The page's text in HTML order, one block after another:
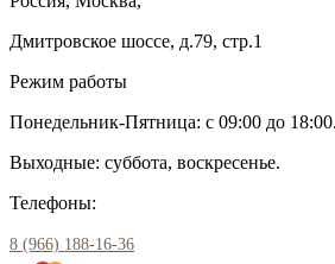
Дмитровское шоссе, д.79, стр.1
Режим работы
Понедельник-Пятница: с 09:00 до 18:00.
Выходные: суббота, воскресенье.
Телефоны:
8 (966) 188-16-36